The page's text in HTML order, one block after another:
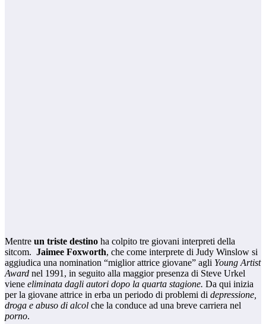
Mentre un triste destino ha colpito tre giovani interpreti della
sitcom. Jaimee Foxworth, che come interprete di Judy Winslow si
aggiudica una nomination “miglior attrice giovane” agli Young Artist
Award nel 1991, in seguito alla maggior presenza di Steve Urkel
viene eliminata dagli autori dopo la quarta stagione. Da qui inizia
per la giovane attrice in erba un periodo di problemi di depressione,
droga e abuso di alcol che la conduce ad una breve carriera nel
porno.